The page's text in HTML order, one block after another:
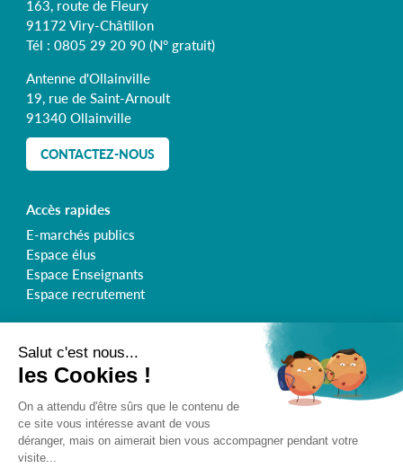
163, route de Fleury
91172 Viry-Châtillon
Tél : 0805 29 20 90(N° gratuit)
Antenne d'Ollainville
19, rue de Saint-Arnoult
91340 Ollainville
CONTACTEZ-NOUS
Accès rapides
E-marchés publics
Espace élus
Espace Enseignants
Espace recrutement
Retrouvez le Syndicat de l'Orge sur :
Inscrivez-vous à la newsletter